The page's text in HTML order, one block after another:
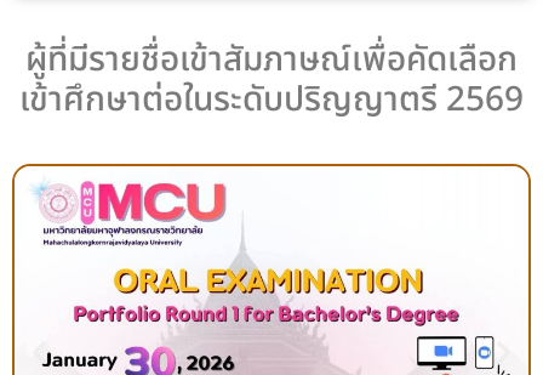
ผู้ที่มีรายชื่อเข้าสัมภาษณ์เพื่อคัดเลือก
เข้าศึกษาต่อในระดับปริญญาตรี 2569